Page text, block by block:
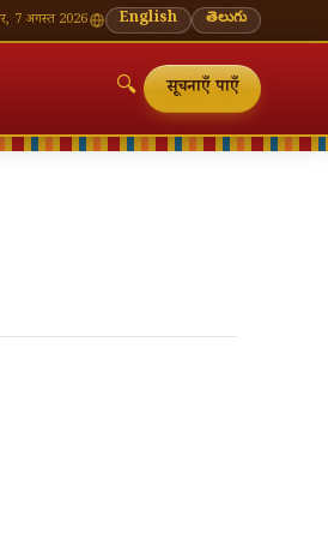
🪔 श्रावण मास — प्रत्येक सोमवार शिवालय दर्शन का
7 अगस्त 2026 English తెలుగు
🔍 सूचनाएँ पाएँ